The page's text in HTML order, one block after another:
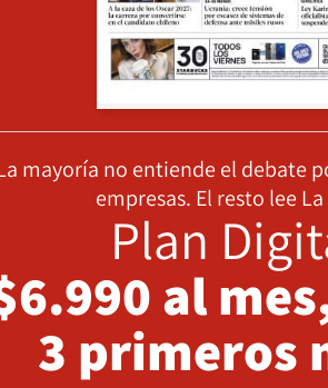
mayoría no entiende el debate
empresas. El resto lee
Plan
al
3 primeros